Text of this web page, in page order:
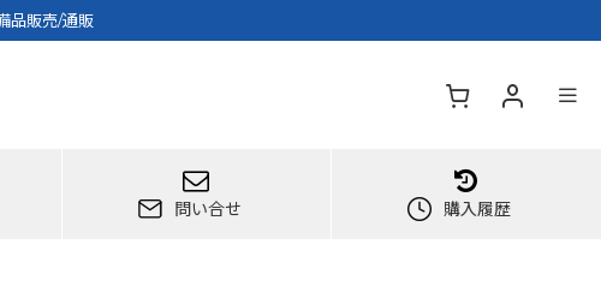
品販売/通販
問い合せ 購入履歴